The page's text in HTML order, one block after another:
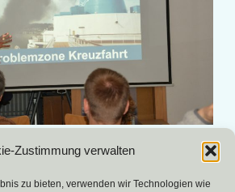
Zustimmung verwalten
zu bieten, verwenden wir Technologien wie
DSC_5694»